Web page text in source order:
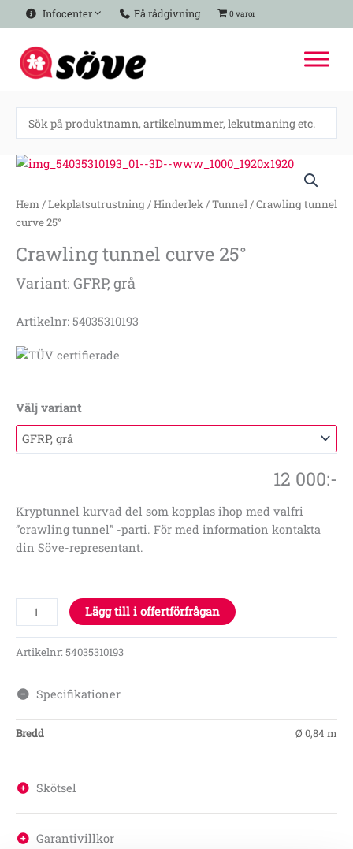
Hoppa
till
innehåll
Infocenter Få rådgivning 0 varor
Hem/Lekplatsutrustning/Hinderlek/Tunnel/ Crawling tunnel
curve 25°
Crawling tunnel curve 25°
Variant: GFRP, grå
Artikelnr: 54035310193
Välj variant
12 000:-
Kryptunnel kurvad del som kopplas ihop med valfri
”crawling tunnel” -parti. För med information kontakta
din Söve-representant.
Crawling
curve
25°
Lägg till i offertförfrågan
Artikelnr:54035310193
Specifikationer
Bredd Ø 0,84 m
Skötsel
Garantivillkor